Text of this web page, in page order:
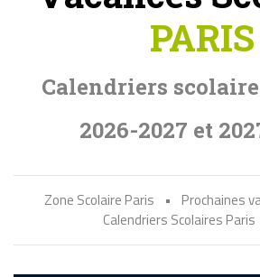
PARIS
Calendriers
2026-2027 et
Zone Scolaire Paris • Prochaines
Calendriers Scolaires Paris